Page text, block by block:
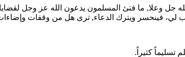
جل وعلا, ما فتئ المسلمون يدعون الله عز وجل
لي، فينحسر ويترك الدعاء, ترى هل من وقفات
تسليماً كثيراً.